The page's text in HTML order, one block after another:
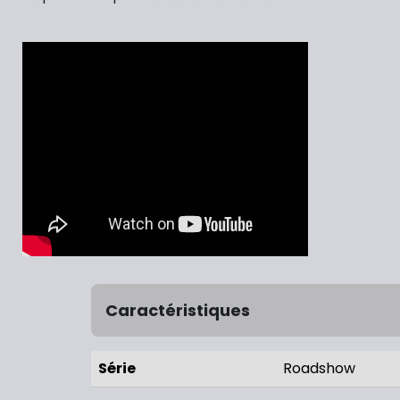
Caractéristiques
Série Roadshow